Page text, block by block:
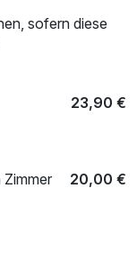
sofern diese
23,90 €
20,00 €